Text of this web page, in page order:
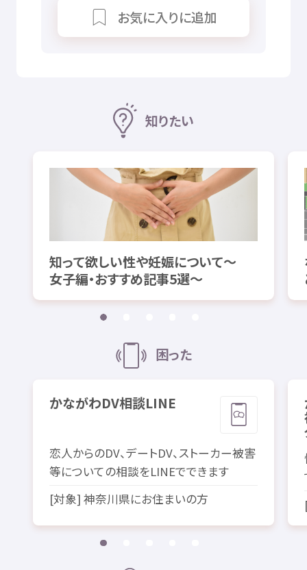
お気に入りに追加
知りたい
知って欲しい性や妊娠について～
女子編・おすすめ記事5選～
困った
かながわDV相談LINE
恋人からのDV、デートDV、ストーカー被害
等についての相談をLINEでできます
[対象] 神奈川県にお住まいの方